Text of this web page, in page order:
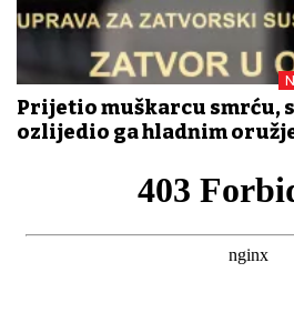
Prijetio muškarcu smrću,
ozlijedio ga hladnim